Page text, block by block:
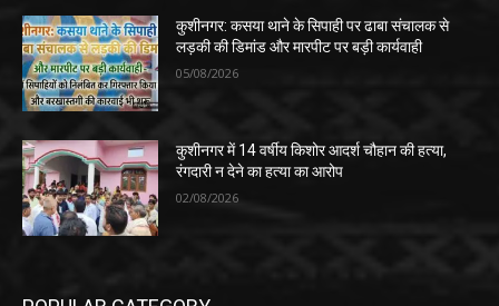
कुशीनगर: कसया थाने के सिपाही पर ढाबा संचालक से
लड़की की डिमांड और मारपीट पर बड़ी कार्यवाही
05/08/2026
कुशीनगर में 14 वर्षीय किशोर आदर्श चौहान की हत्या,
रंगदारी न देने का हत्या का आरोप
02/08/2026